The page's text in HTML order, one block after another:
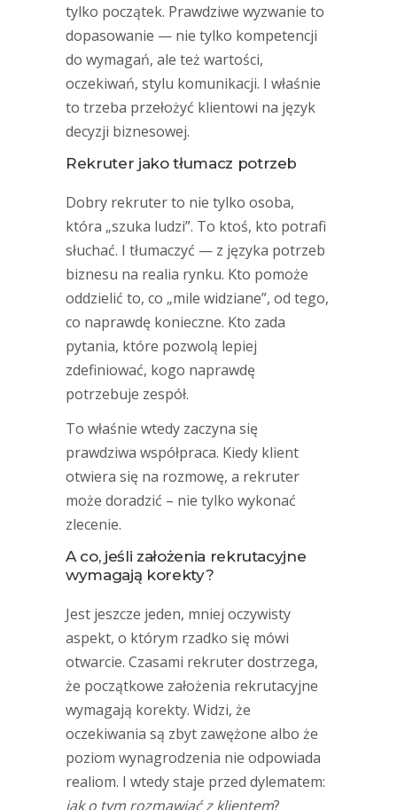
tylko początek. Prawdziwe wyzwanie to
dopasowanie — nie tylko kompetencji
do wymagań, ale też wartości,
oczekiwań, stylu komunikacji. I właśnie
to trzeba przełożyć klientowi na język
decyzji biznesowej.
Rekruter jako tłumacz potrzeb
Dobry rekruter to nie tylko osoba,
która „szuka ludzi”. To ktoś, kto potrafi
słuchać. I tłumaczyć — z języka potrzeb
biznesu na realia rynku. Kto pomoże
oddzielić to, co „mile widziane”, od tego,
co naprawdę konieczne. Kto zada
pytania, które pozwolą lepiej
zdefiniować, kogo naprawdę
potrzebuje zespół.
To właśnie wtedy zaczyna się
prawdziwa współpraca. Kiedy klient
otwiera się na rozmowę, a rekruter
może doradzić – nie tylko wykonać
zlecenie.
A co, jeśli założenia rekrutacyjne
wymagają korekty?
Jest jeszcze jeden, mniej oczywisty
aspekt, o którym rzadko się mówi
otwarcie. Czasami rekruter dostrzega,
że początkowe założenia rekrutacyjne
wymagają korekty. Widzi, że
oczekiwania są zbyt zawężone albo że
poziom wynagrodzenia nie odpowiada
realiom. I wtedy staje przed dylematem:
jak o tym rozmawiać z klientem?